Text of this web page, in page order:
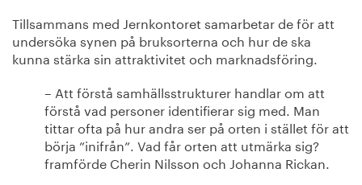
Tillsammans med Jernkontoret samarbetar de för att
undersöka synen på bruksorterna och hur de ska
kunna stärka sin attraktivitet och marknadsföring.
– Att förstå samhällsstrukturer handlar om att
förstå vad personer identifierar sig med. Man
tittar ofta på hur andra ser på orten i stället för att
börja ”inifrån”. Vad får orten att utmärka sig?
framförde Cherin Nilsson och Johanna Rickan.